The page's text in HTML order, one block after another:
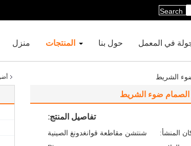
Search
منزل المنتجات حول بنا في المعمل
تفاصيل المنتج:
المنشأ:
شنتشن مقاطعة قوانغدونغ الصينية